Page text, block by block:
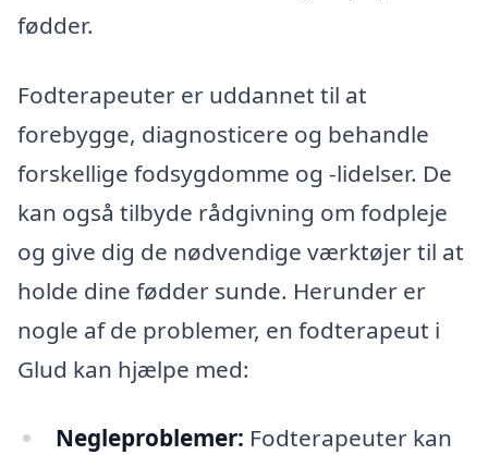
fødder.
Fodterapeuter er uddannet til at
forebygge, diagnosticere og behandle
forskellige fodsygdomme og -lidelser. De
kan også tilbyde rådgivning om fodpleje
og give dig de nødvendige værktøjer til at
holde dine fødder sunde. Herunder er
nogle af de problemer, en fodterapeut i
Glud kan hjælpe med:
Negleproblemer: Fodterapeuter kan